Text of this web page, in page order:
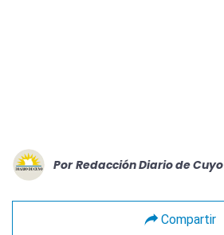
Por Redacción Diario de Cuyo
Compartir